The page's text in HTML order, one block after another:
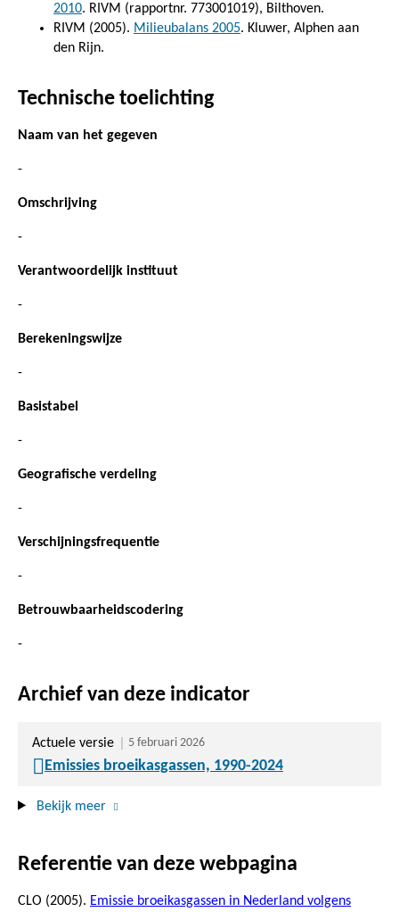
2010. RIVM (rapportnr. 773001019), Bilthoven.
RIVM (2005). Milieubalans 2005. Kluwer, Alphen aan
den Rijn.
Technische toelichting
Naam van het gegeven
-
Omschrijving
-
Verantwoordelijk instituut
-
Berekeningswijze
-
Basistabel
-
Geografische verdeling
-
Verschijningsfrequentie
-
Betrouwbaarheidscodering
-
Archief van deze indicator
Actuele versie 5 februari 2026
Emissies broeikasgassen, 1990-2024
Bekijk meer
Referentie van deze webpagina
CLO (2005). Emissie broeikasgassen in Nederland volgens